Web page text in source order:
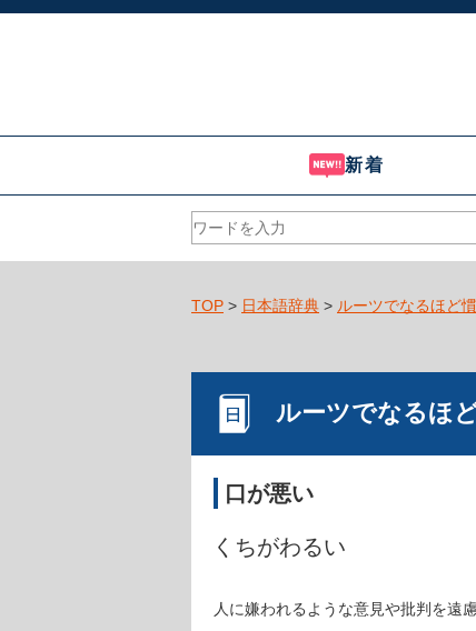
新着
TOP > 日本語辞典 > ルーツでなるほど
ルーツでなるほ
口が悪い
くちがわるい
人に嫌われるような意見や批判を遠